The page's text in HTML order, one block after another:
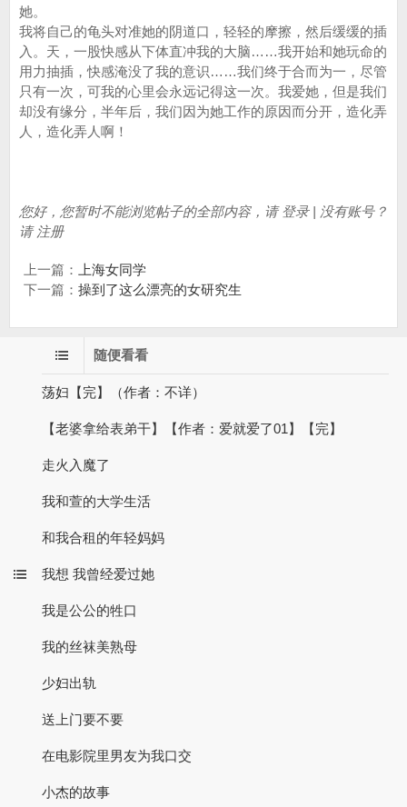
她。
我将自己的龟头对准她的阴道口，轻轻的摩擦，然后缓缓的插
入。天，一股快感从下体直冲我的大脑……我开始和她玩命的
用力抽插，快感淹没了我的意识……我们终于合而为一，尽管
只有一次，可我的心里会永远记得这一次。我爱她，但是我们
却没有缘分，半年后，我们因为她工作的原因而分开，造化弄
人，造化弄人啊！
您好，您暂时不能浏览帖子的全部内容，请 登录 | 没有账号？
请 注册
上一篇：
上海女同学
下一篇： 操到了这么漂亮的女研究生
随便看看
荡妇【完】（作者：不详）
【老婆拿给表弟干】【作者：爱就爱了01】【完】
走火入魔了
我和萱的大学生活
和我合租的年轻妈妈
我想 我曾经爱过她
我是公公的牲口
我的丝袜美熟母
少妇出轨
送上门要不要
在电影院里男友为我口交
小杰的故事